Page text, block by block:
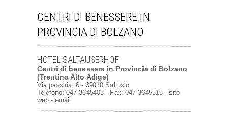
CENTRI DI BENESSERE IN
PROVINCIA DI BOLZANO
HOTEL SALTAUSERHOF
Centri di benessere in Provincia di Bolzano
(Trentino Alto Adige)
Via passiria, 6 - 39010 Saltusio
Telefono: 047 3645403 - Fax: 047 3645515 - sito
web - email